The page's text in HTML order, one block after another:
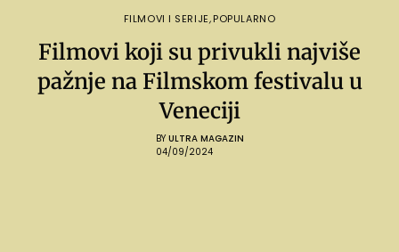
FILMOVI I SERIJE,POPULARNO
Filmovi koji su privukli najviše
pažnje na Filmskom festivalu u
Veneciji
BY ULTRA MAGAZIN
04/09/2024